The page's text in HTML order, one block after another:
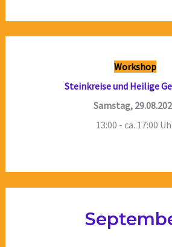
Workshop
Steinkreise und Heilige
Samstag,
13:00 - ca. 17:00